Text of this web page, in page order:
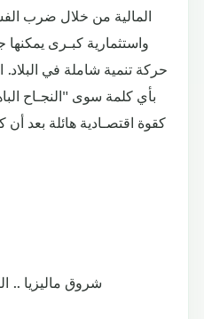
المالية من خلال ضرب
واستثمارية كبـرى
حركة تنمية شاملة في
بأي كلمة سوى "النجـاح
كقوة اقتصـادية هائلة بعد
شروق ماليزيا ..